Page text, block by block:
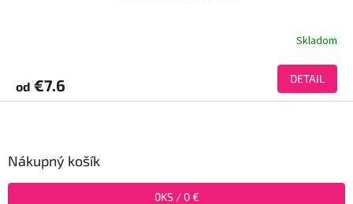
Skladom
od €7.6 DETAIL
Nákupný košík
0KS / 0 €